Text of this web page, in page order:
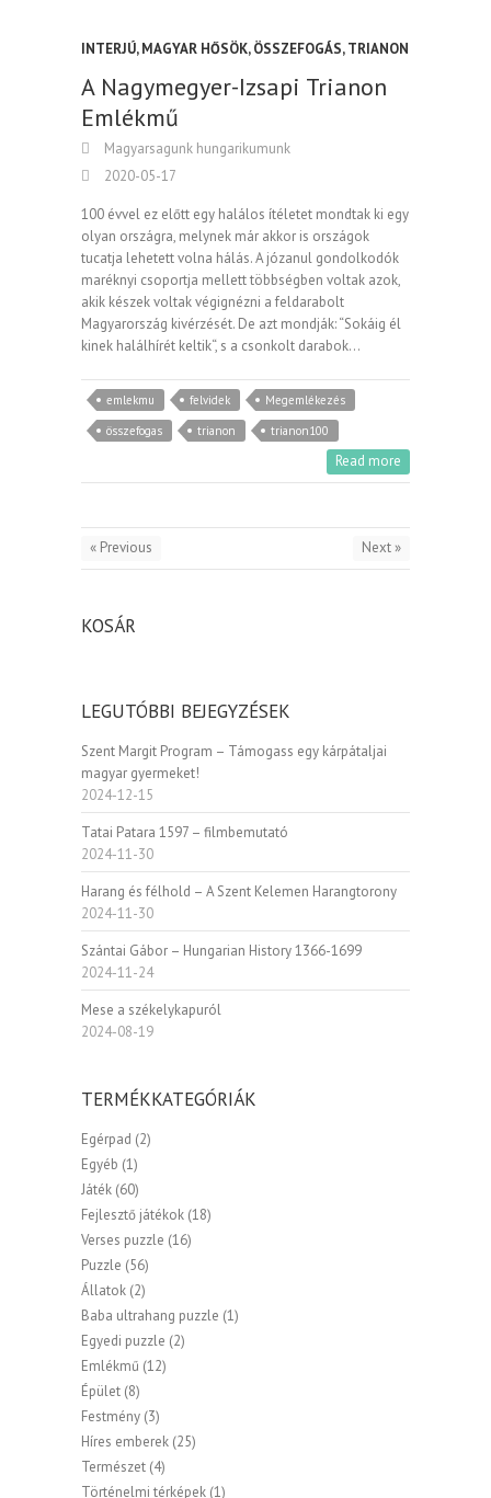
INTERJÚ,MAGYAR HŐSÖK,ÖSSZEFOGÁS,TRIANON
A Nagymegyer-Izsapi Trianon
Emlékmű
Magyarsagunk hungarikumunk
2020-05-17
100 évvel ez előtt egy halálos ítéletet mondtak ki egy
olyan országra, melynek már akkor is országok
tucatja lehetett volna hálás. A józanul gondolkodók
maréknyi csoportja mellett többségben voltak azok,
akik készek voltak végignézni a feldarabolt
Magyarország kivérzését. De azt mondják: “Sokáig él
kinek halálhírét keltik“, s a csonkolt darabok…
emlekmu felvidek
Megemlékezés
összefogas
trianon trianon100
Read more
« Previous Next »
KOSÁR
LEGUTÓBBI BEJEGYZÉSEK
Szent Margit Program – Támogass egy kárpátaljai
magyar gyermeket!
2024-12-15
Tatai Patara 1597 – filmbemutató
2024-11-30
Harang és félhold – A Szent Kelemen Harangtorony
2024-11-30
Szántai Gábor – Hungarian History 1366-1699
2024-11-24
Mese a székelykapuról
2024-08-19
TERMÉKKATEGÓRIÁK
Egérpad (2)
Egyéb (1)
Játék (60)
Fejlesztő játékok (18)
Verses puzzle (16)
Puzzle (56)
Állatok (2)
Baba ultrahang puzzle (1)
Egyedi puzzle (2)
Emlékmű (12)
Épület (8)
Festmény (3)
Híres emberek (25)
Természet (4)
Történelmi térképek (1)